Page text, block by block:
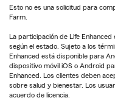
Esto no es una solicitud para
Farm.
La participación de Life
según el estado. Sujeto a los
Enhanced está disponible para
dispositivo móvil iOS o Android
Enhanced. Los clientes deben
sobre salud y bienestar. Los
acuerdo de licencia.